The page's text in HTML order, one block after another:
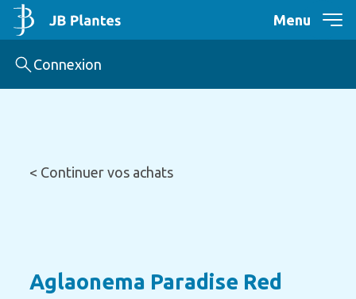
Menu
Connexion
< Continuer vos achats
Aglaonema Paradise Red